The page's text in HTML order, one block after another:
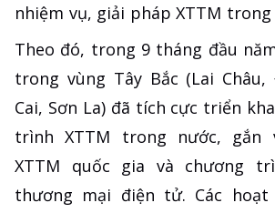
nhiệm vụ, giải pháp XTTM
Theo đó, trong 9 tháng đầu
trong vùng Tây Bắc (Lai Châu,
Cai, Sơn La) đã tích cực triển
trình XTTM trong nước, gắn
XTTM quốc gia và chương
thương mại điện tử. Các